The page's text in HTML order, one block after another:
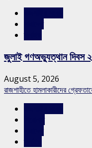
জুলাই গণঅভ্যুত্থান দিবস
August 5, 2026
রাজশাহীতে হামলাকারীদের